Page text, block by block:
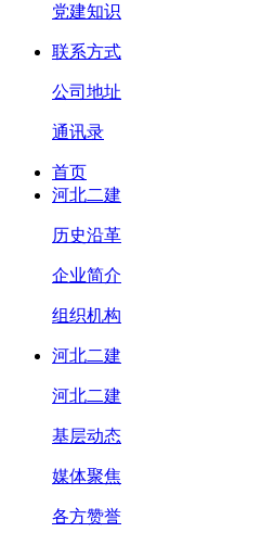
党建知识
联系方式
公司地址
通讯录
首页
河北二建
历史沿革
企业简介
组织机构
河北二建
河北二建
基层动态
媒体聚焦
各方赞誉